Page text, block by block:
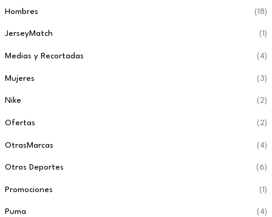
Hombres (18)
JerseyMatch (1)
Medias y Recortadas (4)
Mujeres (3)
Nike (2)
Ofertas (2)
OtrasMarcas (4)
Otros Deportes (6)
Promociones (1)
Puma (4)